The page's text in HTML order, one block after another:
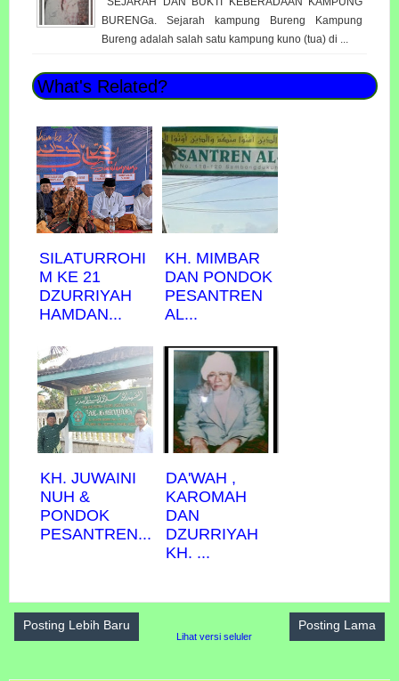
BURENGa. Sejarah kampung Bureng Kampung
Bureng adalah salah satu kampung kuno (tua) di ...
What's Related?
SILATURROHI
M KE 21
DZURRIYAH
HAMDAN...
KH. MIMBAR
DAN PONDOK
PESANTREN
AL...
KH. JUWAINI
NUH &
PONDOK
PESANTREN...
DA'WAH ,
KAROMAH
DAN
DZURRIYAH
KH. ...
Posting Lebih Baru Posting Lama
Lihat versi seluler